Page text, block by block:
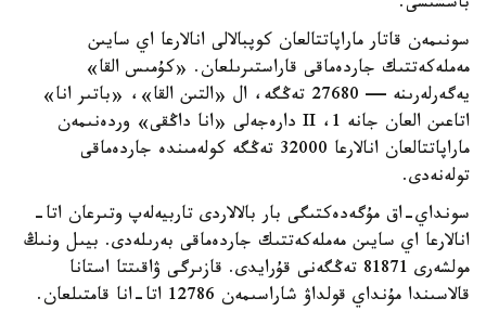
سونىمەن قاتار ماراپاتتالعان كوپبالالى انالارعا اي سايىن
مەملەكەتتىك جاردەماقى قاراستىرىلعان. «كۇمىس القا»
يەگەرلەرىنە — 27680 تەڭگە، ال «التىن القا»، «باتىر انا»
اتاعىن العان جانە 1، II دارەجەلى «انا داڭقى» وردەنىمەن
ماراپاتتالعان انالارعا 32000 تەڭگە كولەمىندە جاردەماقى
تولەنەدى.
سونداي-اق مۇگەدەكتىگى بار بالالاردى تاربيەلەپ وتىرعان اتا-
انالارعا اي سايىن مەملەكەتتىك جاردەماقى بەرىلەدى. بيىل ونىڭ
مولشەرى 81871 تەڭگەنى قۇرايدى. قازىرگى ۋاقىتتا استانا
قالاسىندا مۇنداي قولداۋ شاراسىمەن 12786 اتا-انا قامتىلعان.